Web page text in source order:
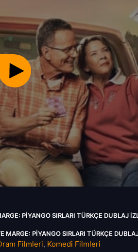
PIYANGO SIRLARI TÜRKÇE DUBLAJ
MARGE: PIYANGO SIRLARI TÜRKÇE
Filmleri, Komedi Filmleri